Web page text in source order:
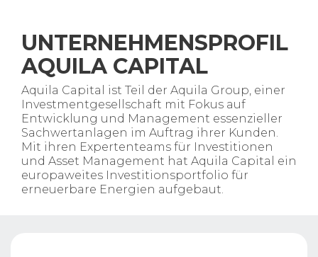
UNTERNEHMENSPROFIL
AQUILA CAPITAL
Aquila Capital ist Teil der Aquila Group, einer
Investmentgesellschaft mit Fokus auf
Entwicklung und Management essenzieller
Sachwertanlagen im Auftrag ihrer Kunden.
Mit ihren Expertenteams für Investitionen
und Asset Management hat Aquila Capital ein
europaweites Investitionsportfolio für
erneuerbare Energien aufgebaut.